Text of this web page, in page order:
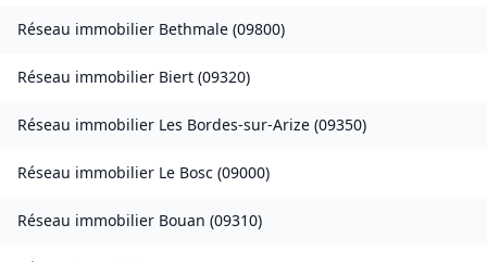
Réseau immobilier Bethmale (09800)
Réseau immobilier Biert (09320)
Réseau immobilier Les Bordes-sur-Arize (09350)
Réseau immobilier Le Bosc (09000)
Réseau immobilier Bouan (09310)